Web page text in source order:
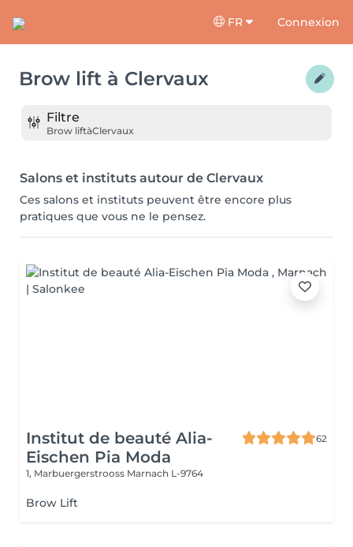
FR Connexion
Brow lift à Clervaux
Filtre
Brow liftàClervaux
Salons et instituts autour de Clervaux
Ces salons et instituts peuvent être encore plus
pratiques que vous ne le pensez.
Institut de beauté Alia-
Eischen Pia Moda
62
1, Marbuergerstrooss Marnach L-9764
Brow Lift